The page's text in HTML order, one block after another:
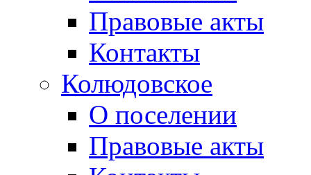
Правовые акты
Контакты
Колюдовское
О поселении
Правовые акты